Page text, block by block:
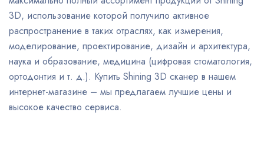
3D, использование которой получило активное
распространение в таких отраслях, как измерения,
моделирование, проектирование, дизайн и архитектура,
наука и образование, медицина (цифровая стоматология,
ортодонтия и т. д.). Купить Shining 3D сканер в нашем
интернет-магазине – мы предлагаем лучшие цены и
высокое качество сервиса.